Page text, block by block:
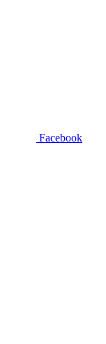
Facebook